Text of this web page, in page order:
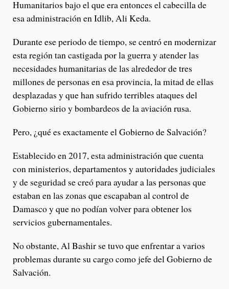
Humanitarios bajo el que era entonces el cabecilla de
esa administración en Idlib, Ali Keda.
Durante ese periodo de tiempo, se centró en modernizar
esta región tan castigada por la guerra y atender las
necesidades humanitarias de las alrededor de tres
millones de personas en esa provincia, la mitad de ellas
desplazadas y que han sufrido terribles ataques del
Gobierno sirio y bombardeos de la aviación rusa.
Pero, ¿qué es exactamente el Gobierno de Salvación?
Establecido en 2017, esta administración que cuenta
con ministerios, departamentos y autoridades judiciales
y de seguridad se creó para ayudar a las personas que
estaban en las zonas que escapaban al control de
Damasco y que no podían volver para obtener los
servicios gubernamentales.
No obstante, Al Bashir se tuvo que enfrentar a varios
problemas durante su cargo como jefe del Gobierno de
Salvación.